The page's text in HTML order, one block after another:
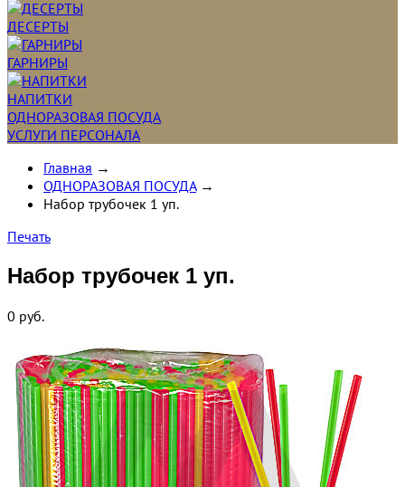
ДЕСЕРТЫ
ГАРНИРЫ
НАПИТКИ
ОДНОРАЗОВАЯ ПОСУДА
УСЛУГИ ПЕРСОНАЛА
Главная →
ОДНОРАЗОВАЯ ПОСУДА→
Набор трубочек 1 уп.
Печать
Набор трубочек 1 уп.
0 руб.